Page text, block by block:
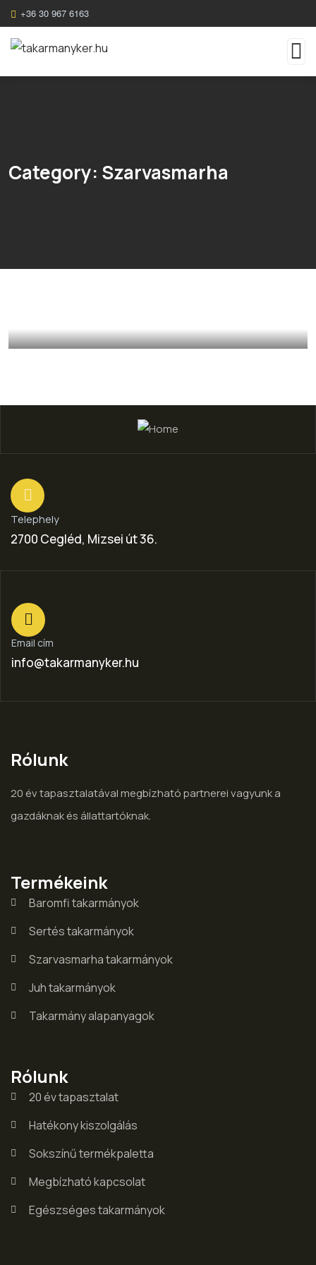
+36 30 967 6163
Category: Szarvasmarha
Extrahált szójadara
Telephely
2700 Cegléd, Mizsei út 36.
Email cím
info@takarmanyker.hu
Rólunk
20 év tapasztalatával megbízható partnerei vagyunk a
gazdáknak és állattartóknak.
Termékeink
Baromfi takarmányok
Sertés takarmányok
Szarvasmarha takarmányok
Juh takarmányok
Takarmány alapanyagok
Rólunk
20 év tapasztalat
Hatékony kiszolgálás
Sokszínű termékpaletta
Megbízható kapcsolat
Egészséges takarmányok